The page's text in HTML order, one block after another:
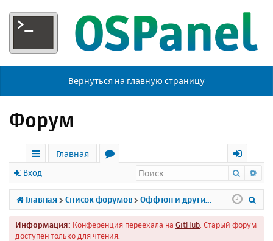
Вернуться на главную страницу
Форум
с
ы
л
к
Главная
р
у
м
х
о
д
Вход Поиск
Главная Список форумов
Информация: Конференция переехала на GitHub . Старый форум
доступен только для чтения.